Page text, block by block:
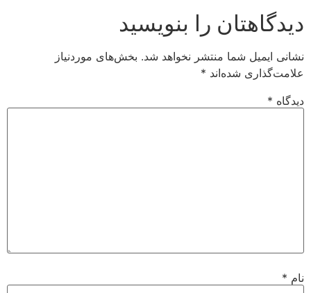
دیدگاهتان را بنویسید
نشانی ایمیل شما منتشر نخواهد شد. بخش‌های موردنیاز
علامت‌گذاری شده‌اند *
دیدگاه *
نام *